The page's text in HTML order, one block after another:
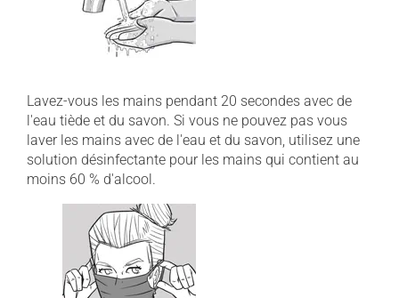
Lavez-vous les mains pendant 20 secondes avec de
l'eau tiède et du savon. Si vous ne pouvez pas vous
laver les mains avec de l'eau et du savon, utilisez une
solution désinfectante pour les mains qui contient au
moins 60 % d'alcool.